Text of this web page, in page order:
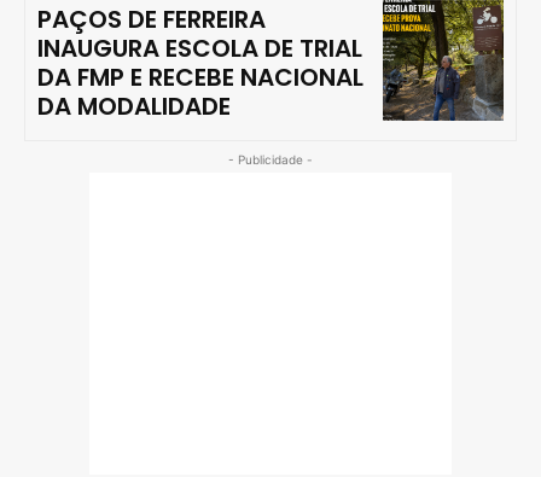
PAÇOS DE FERREIRA
INAUGURA ESCOLA DE TRIAL
DA FMP E RECEBE NACIONAL
DA MODALIDADE
- Publicidade -